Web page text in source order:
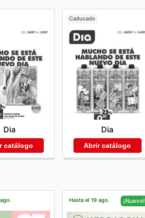
Dia
catálogo
Caducado
Dia
Abrir catálogo
Hasta el 19 ago. ¡Nuevo!